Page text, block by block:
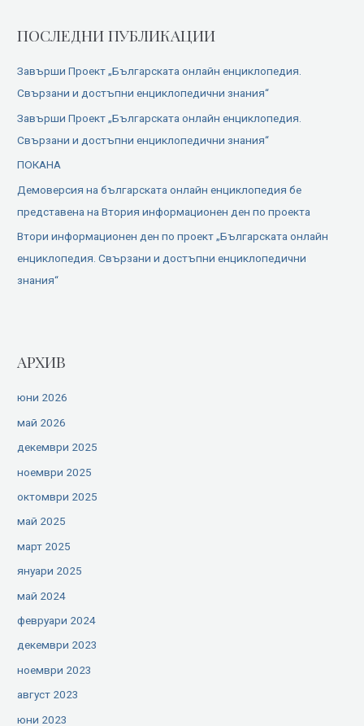
ПОСЛЕДНИ ПУБЛИКАЦИИ
Завърши Проект „Българската онлайн енциклопедия.
Свързани и достъпни енциклопедични знания“
Завърши Проект „Българската онлайн енциклопедия.
Свързани и достъпни енциклопедични знания“
ПОКАНА
Демоверсия на българската онлайн енциклопедия бе
представена на Втория информационен ден по проекта
Втори информационен ден по проект „Българската онлайн
енциклопедия. Свързани и достъпни енциклопедични
знания“
АРХИВ
юни 2026
май 2026
декември 2025
ноември 2025
октомври 2025
май 2025
март 2025
януари 2025
май 2024
февруари 2024
декември 2023
ноември 2023
август 2023
юни 2023